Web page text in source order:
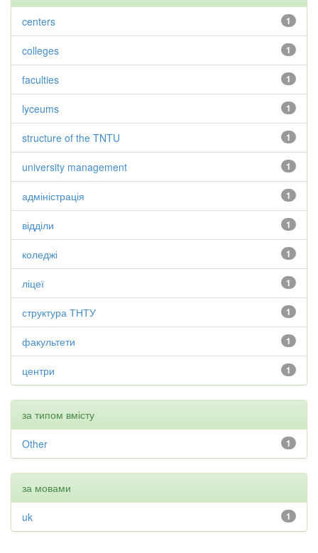
1
centers
1
colleges
1
faculties
1
lyceums
1
structure of the TNTU
1
university management
1
адміністрація
1
відділи
1
коледжі
1
ліцеї
1
структура ТНТУ
1
факультети
1
центри
за типом вмісту
1
Other
за мовами
1
uk